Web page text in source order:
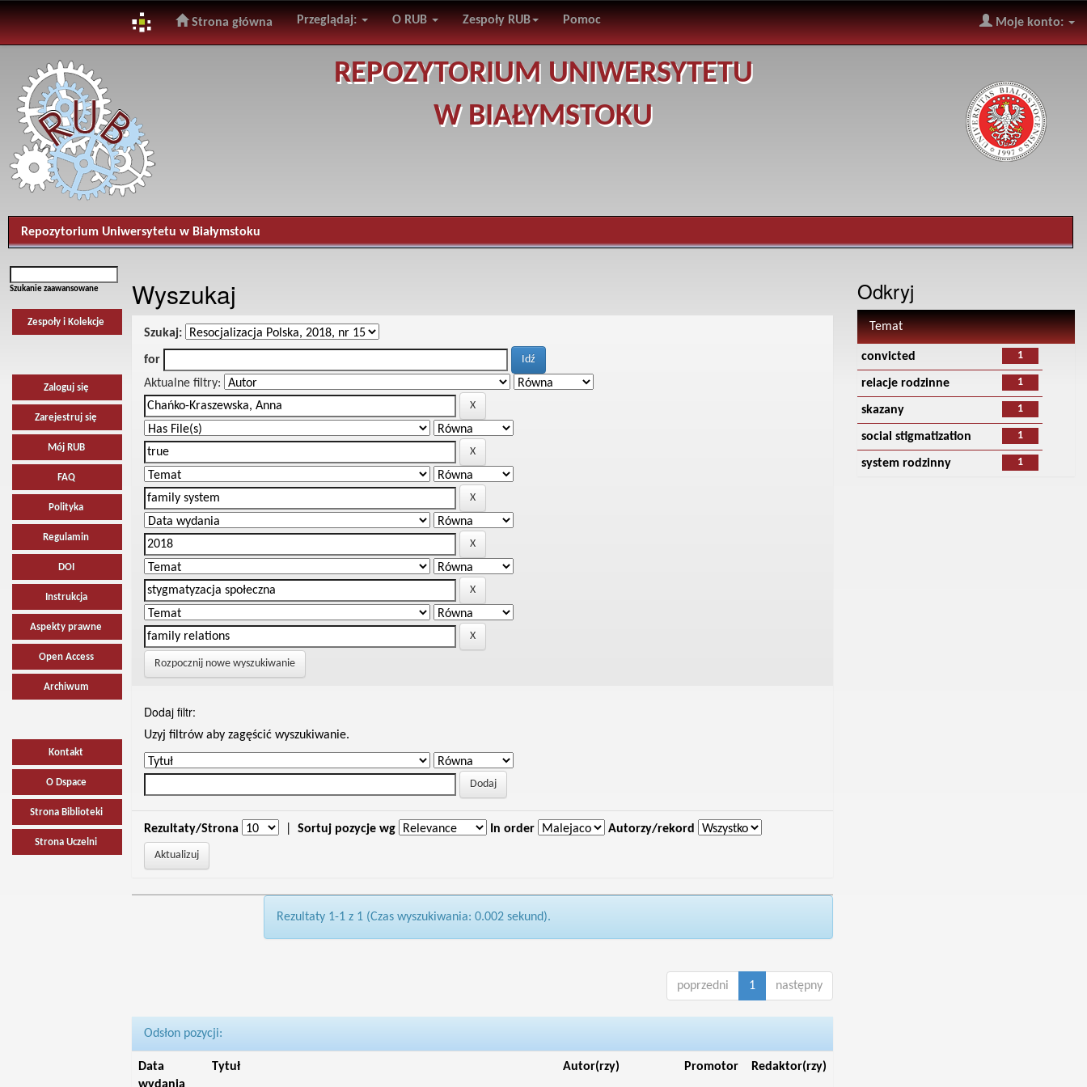
navigation
Strona główna Przeglądaj: O RUB Zespoły RUB Pomoc Moje konto:
REPOZYTORIUM UNIWERSYTETU
W BIAŁYMSTOKU
Repozytorium Uniwersytetu w Białymstoku
Szukanie zaawansowane
Zespoły i Kolekcje
Zaloguj się
Zarejestruj się
Mój RUB
FAQ
Polityka
Regulamin
DOI
Instrukcja
Aspekty prawne
Open Access
Archiwum
Kontakt
O Dspace
Strona Biblioteki
Strona Uczelni
Wyszukaj
Szukaj:
for
Aktualne filtry:
Rozpocznij nowe wyszukiwanie
Dodaj filtr:
Uzyj filtrów aby zagęścić wyszukiwanie.
Rezultaty/Strona Sortuj pozycje wg In order Autorzy/rekord
Rezultaty 1-1 z 1 (Czas wyszukiwania: 0.002 sekund).
poprzedni 1 następny
Odsłon pozycji:
Data
Tytuł Autor(rzy) Promotor Redaktor(rzy)
Odkryj
Temat
1
convicted
1
relacje rodzinne
1
skazany
1
social stigmatization
1
system rodzinny